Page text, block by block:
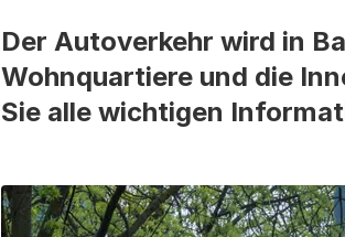
Der Autoverkehr wird in
Wohnquartiere und die
Sie alle wichtigen